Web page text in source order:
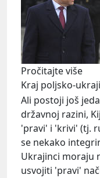
Pročitajte više
Kraj poljsko-
Ali postoji još
državnoj razini,
'pravi' i 'krivi' (tj.
se nekako
Ukrajinci moraju
usvojiti 'pravi'